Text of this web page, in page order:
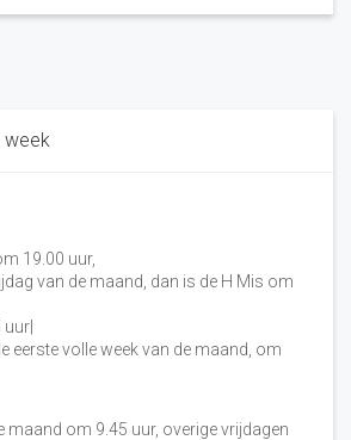
week
19.00 uur,
van de maand, dan is de H Mis om
eerste volle week van de maand, om
maand om 9.45 uur, overige vrijdagen